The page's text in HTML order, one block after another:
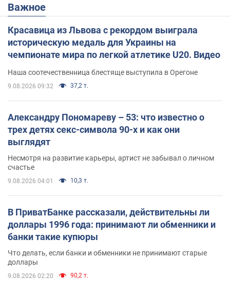
Важное
Красавица из Львова с рекордом выиграла
историческую медаль для Украины на
чемпионате мира по легкой атлетике U20. Видео
Наша соотечественница блестяще выступила в Орегоне
9.08.2026 09:32 37,2 т.
Александру Пономареву – 53: что известно о
трех детях секс-символа 90-х и как они
выглядят
Несмотря на развитие карьеры, артист не забывал о личном
счастье
9.08.2026 04:01 10,3 т.
В ПриватБанке рассказали, действительны ли
доллары 1996 года: принимают ли обменники и
банки такие купюры
Что делать, если банки и обменники не принимают старые
доллары
9.08.2026 02:20 90,2 т.